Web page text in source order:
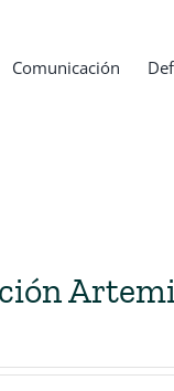
Comunicación